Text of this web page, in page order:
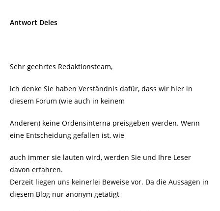
Antwort Deles
Sehr geehrtes Redaktionsteam,
ich denke Sie haben Verständnis dafür, dass wir hier in
diesem Forum (wie auch in keinem
Anderen) keine Ordensinterna preisgeben werden. Wenn
eine Entscheidung gefallen ist, wie
auch immer sie lauten wird, werden Sie und Ihre Leser
davon erfahren.
Derzeit liegen uns keinerlei Beweise vor. Da die Aussagen in
diesem Blog nur anonym getätigt